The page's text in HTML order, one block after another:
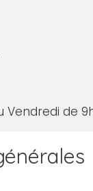
Vendredi de